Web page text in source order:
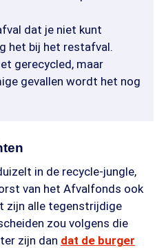
dat je niet kunt
het bij het restafval.
gerecycled, maar
gevallen wordt het nog
in de recycle-jungle,
van het Afvalfonds ook
zijn alle tegenstrijdige
zou volgens die
zijn dan dat de burger